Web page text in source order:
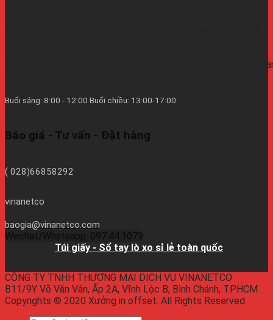
https://vinanetco.com/https://xuongingiare.vn/https://
Buổi sáng: 8:00 - 12:00 Buổi chiều: 13:00-17:00
Báo giá - Tư vấn - Đặt hàng
( 028)66858292
vinanetco
baogia@vinanetco.com
Wechat/Whatsapp: 097.44.1079
Túi giấy - Sổ tay lò xo sỉ lẻ toàn quốc
CÔNG TY TNHH THƯƠNG MẠI DỊCH VỤ VINANETCO
B11/9Y Võ Văn Vân, Ấp 2A, Vĩnh Lộc B, Bình Chánh, TPHCM .
Copyrights © 2020 Xưởng in offset. All Rights Reserved.